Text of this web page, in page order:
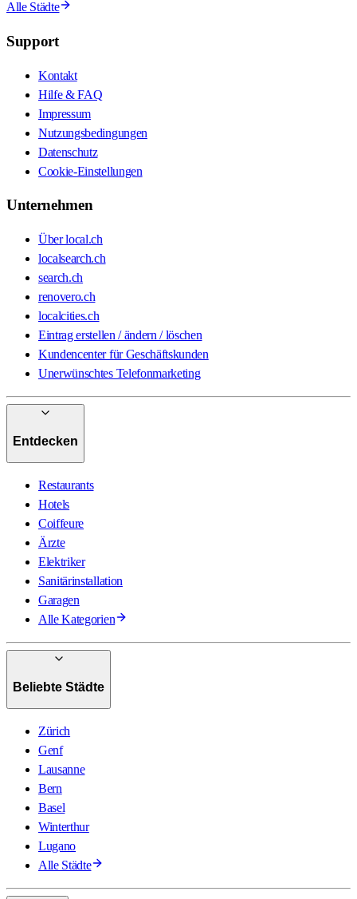
Alle Städte
Support
Kontakt
Hilfe & FAQ
Impressum
Nutzungsbedingungen
Datenschutz
Cookie-Einstellungen
Unternehmen
Über local.ch
localsearch.ch
search.ch
renovero.ch
localcities.ch
Eintrag erstellen / ändern / löschen
Kundencenter für Geschäftskunden
Unerwünschtes Telefonmarketing
Entdecken
Restaurants
Hotels
Coiffeure
Ärzte
Elektriker
Sanitärinstallation
Garagen
Alle Kategorien
Beliebte Städte
Zürich
Genf
Lausanne
Bern
Basel
Winterthur
Lugano
Alle Städte